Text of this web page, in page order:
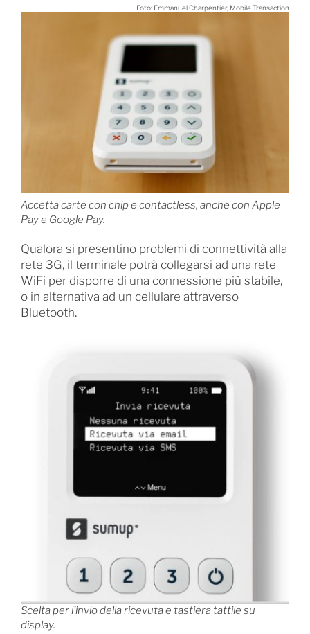
Foto: Emmanuel Charpentier, Mobile Transaction
Accetta carte con chip e contactless, anche con Apple
Pay e Google Pay.
Qualora si presentino problemi di connettività alla
rete 3G, il terminale potrà collegarsi ad una rete
WiFi per disporre di una connessione più stabile,
o in alternativa ad un cellulare attraverso
Bluetooth.
Scelta per l’invio della ricevuta e tastiera tattile su
display.